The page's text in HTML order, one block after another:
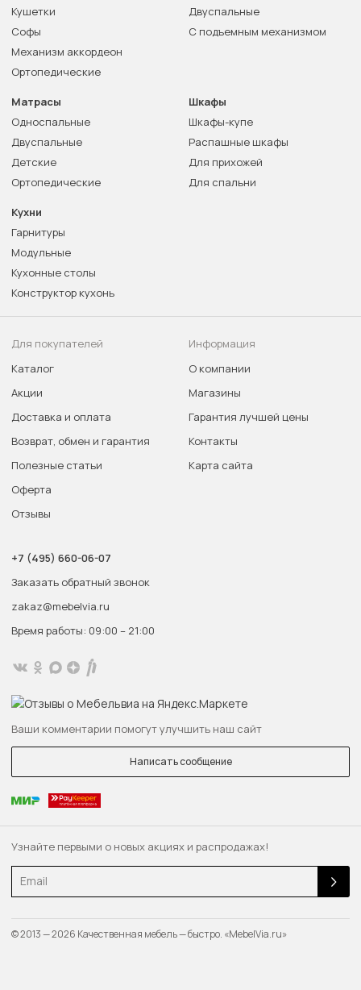
Узнайте первыми о новых акциях и распродажах!
Email
Кушетки
Софы
Механизм аккордеон
Ортопедические
Двуспальные
С подъемным механизмом
Матрасы
Односпальные
Двуспальные
Детские
Ортопедические
Шкафы
Шкафы-купе
Распашные шкафы
Для прихожей
Для спальни
Кухни
Гарнитуры
Модульные
Кухонные столы
Конструктор кухонь
Для покупателей
Каталог
Акции
Доставка и оплата
Возврат, обмен и гарантия
Полезные статьи
Оферта
Отзывы
Информация
О компании
Магазины
Гарантия лучшей цены
Контакты
Карта сайта
+7 (495) 660-06-07
Заказать обратный звонок
zakaz@mebelvia.ru
Время работы: 09:00 – 21:00
Ваши комментарии помогут улучшить наш сайт
Написать сообщение
© 2013 — 2026 Качественная мебель — быстро. «MebelVia.ru»